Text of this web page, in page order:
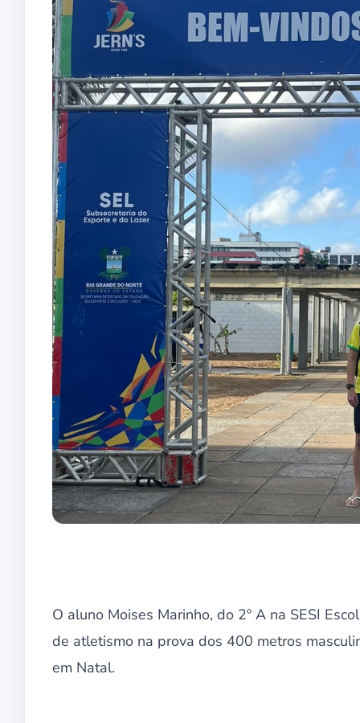
O aluno Moises Marinho, do 2º A na SESI
de atletismo na prova dos 400 metros
em Natal.